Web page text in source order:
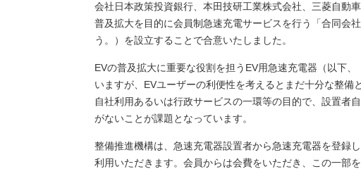
会社日本政策投資銀行、本田技研工業株式会社、三菱自動
普及拡大を目的に会員制急速充電サービスを行う「合同会
う。）を設立することで合意いたしました。
EVの普及拡大に重要な役割を担うEV用急速充電器（以下
いますが、EVユーザーの利便性を考えるとまだ十分な整
自社利用あるいは行政サービスの一環等の目的で、設置者
がないことが課題となっています。
整備推進機構は、急速充電器設置者から急速充電器を登録
利用いただきます。会員からは会費をいただき、この一部